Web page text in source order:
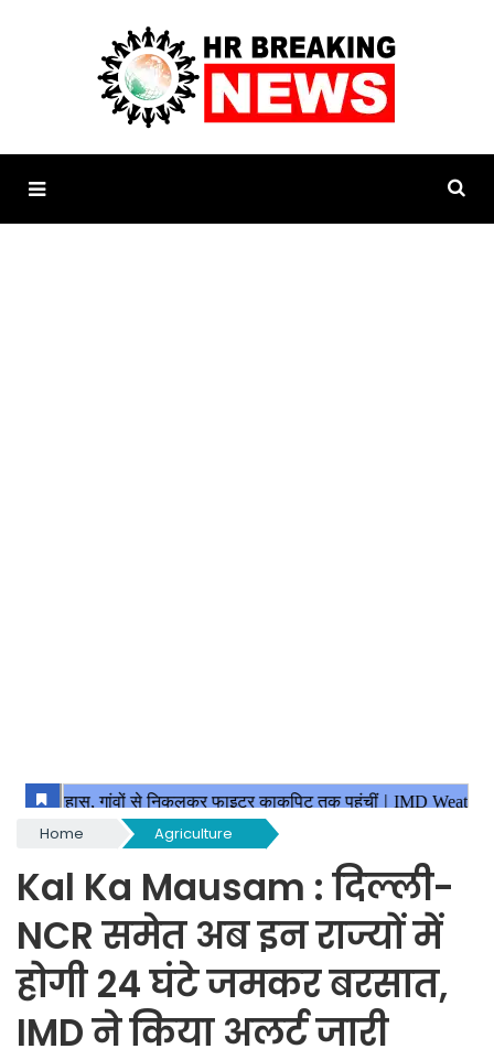
Home Agriculture
Kal Ka Mausam : दिल्ली-
NCR समेत अब इन राज्यों में
होगी 24 घंटे जमकर बरसात,
IMD ने किया अलर्ट जारी